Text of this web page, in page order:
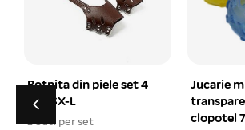
Botnita din piele set 4
buc SX-L
1 buc. per set
Jucarie
clopotel